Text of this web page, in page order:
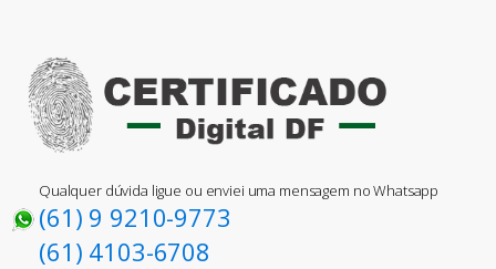
Qualquer dúvida ligue ou enviei uma mensagem no Whatsapp
(61) 9 9210-9773
(61) 4103-6708